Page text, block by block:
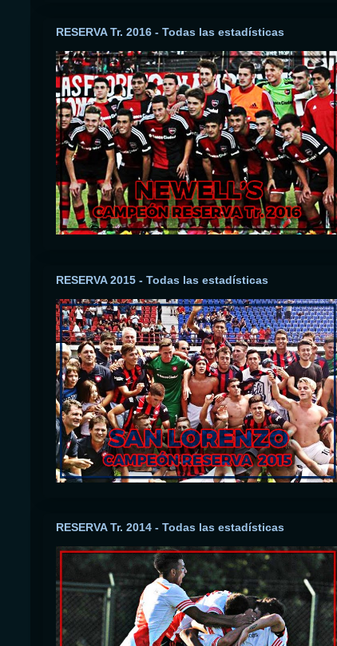
RESERVA Tr. 2016 - Todas las estadísticas
RESERVA 2015 - Todas las estadísticas
RESERVA Tr. 2014 - Todas las estadísticas